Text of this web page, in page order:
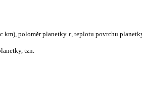
km), poloměr planetky r, teplotu povrchu
tzn.